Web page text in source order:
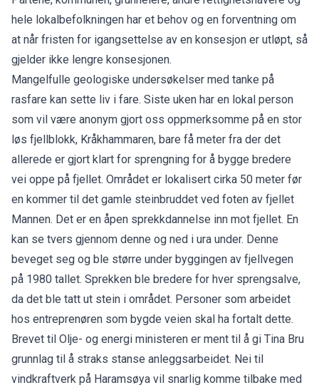
hele lokalbefolkningen har et behov og en forventning om
at når fristen for igangsettelse av en konsesjon er utløpt, så
gjelder ikke lengre konsesjonen.
Mangelfulle geologiske undersøkelser med tanke på
rasfare kan sette liv i fare. Siste uken har en lokal person
som vil være anonym gjort oss oppmerksomme på en stor
løs fjellblokk, Kråkhammaren, bare få meter fra der det
allerede er gjort klart for sprengning for å bygge bredere
vei oppe på fjellet. Området er lokalisert cirka 50 meter før
en kommer til det gamle steinbruddet ved foten av fjellet
Mannen. Det er en åpen sprekkdannelse inn mot fjellet. En
kan se tvers gjennom denne og ned i ura under. Denne
beveget seg og ble større under byggingen av fjellvegen
på 1980 tallet. Sprekken ble bredere for hver sprengsalve,
da det ble tatt ut stein i området. Personer som arbeidet
hos entreprenøren som bygde veien skal ha fortalt dette.
Brevet til Olje- og energi ministeren er ment til å gi Tina Bru
grunnlag til å straks stanse anleggsarbeidet. Nei til
vindkraftverk på Haramsøya vil snarlig komme tilbake med